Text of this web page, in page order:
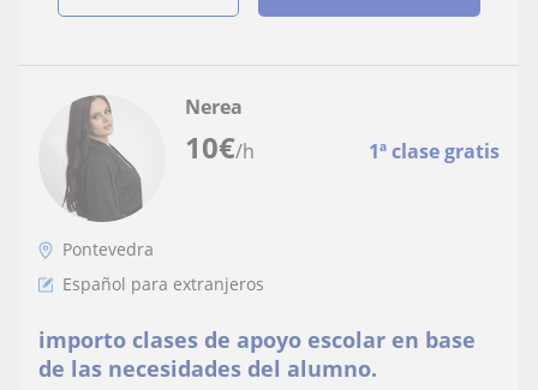
10€/h 1ª clase gratis
Nerea
Pontevedra
Español para extranjeros
importo clases de apoyo escolar en base
de las necesidades del alumno.